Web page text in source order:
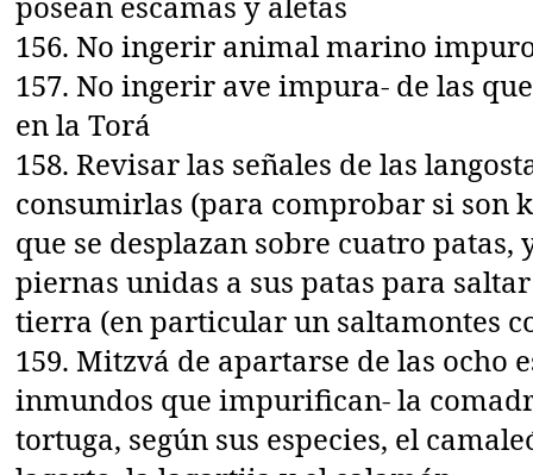
156. No ingerir animal marino
157. No ingerir ave impura- de las
en la Torá
158. Revisar las señales de las
consumirlas (para comprobar si son
que se desplazan sobre cuatro patas,
piernas unidas a sus patas para
tierra (en particular un saltamontes
159. Mitzvá de apartarse de las ocho
inmundos que impurifican- la
tortuga, según sus especies, el